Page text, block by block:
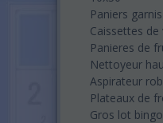
Paniers garnis
Caissettes de
Panieres de
Nettoyeur
Aspirateur
Plateaux de
Gros lot